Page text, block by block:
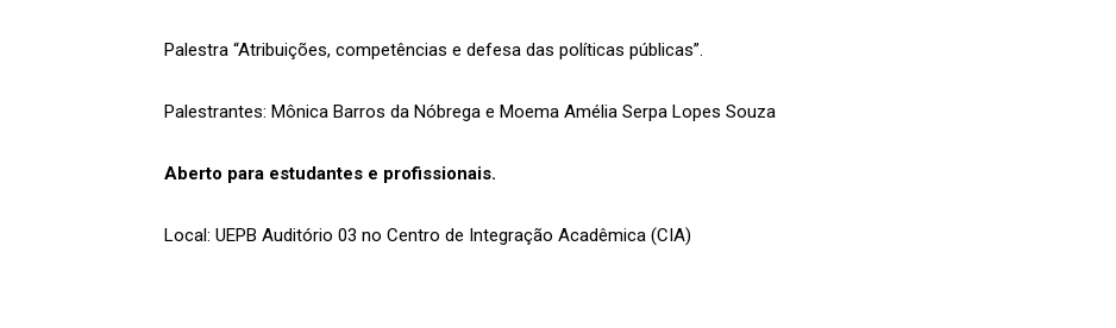
Palestra “Atribuições, competências e defesa das políticas públicas”.
Palestrantes: Mônica Barros da Nóbrega e Moema Amélia Serpa Lopes Souza
Aberto para estudantes e profissionais.
Local: UEPB Auditório 03 no Centro de Integração Acadêmica (CIA)